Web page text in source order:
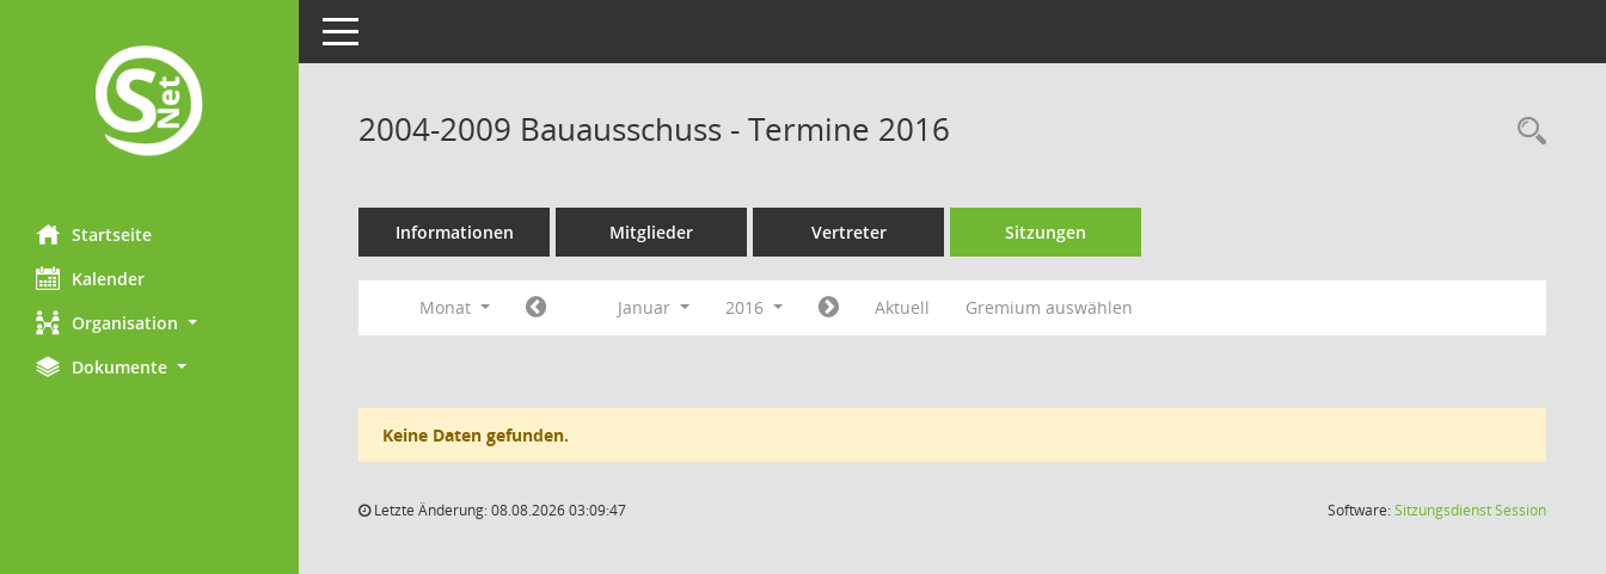
Startseite
Kalender
Organisation
Dokumente
Toggle navigation
2004-2009 Bauausschuss - Termine 2016
Informationen Mitglieder Vertreter Sitzungen
Monat Januar 2016 Aktuell Gremium auswählen
Keine Daten gefunden.
Letzte Änderung: 08.08.2026 03:09:47 Software:SitzungsdienstSession(Wird in